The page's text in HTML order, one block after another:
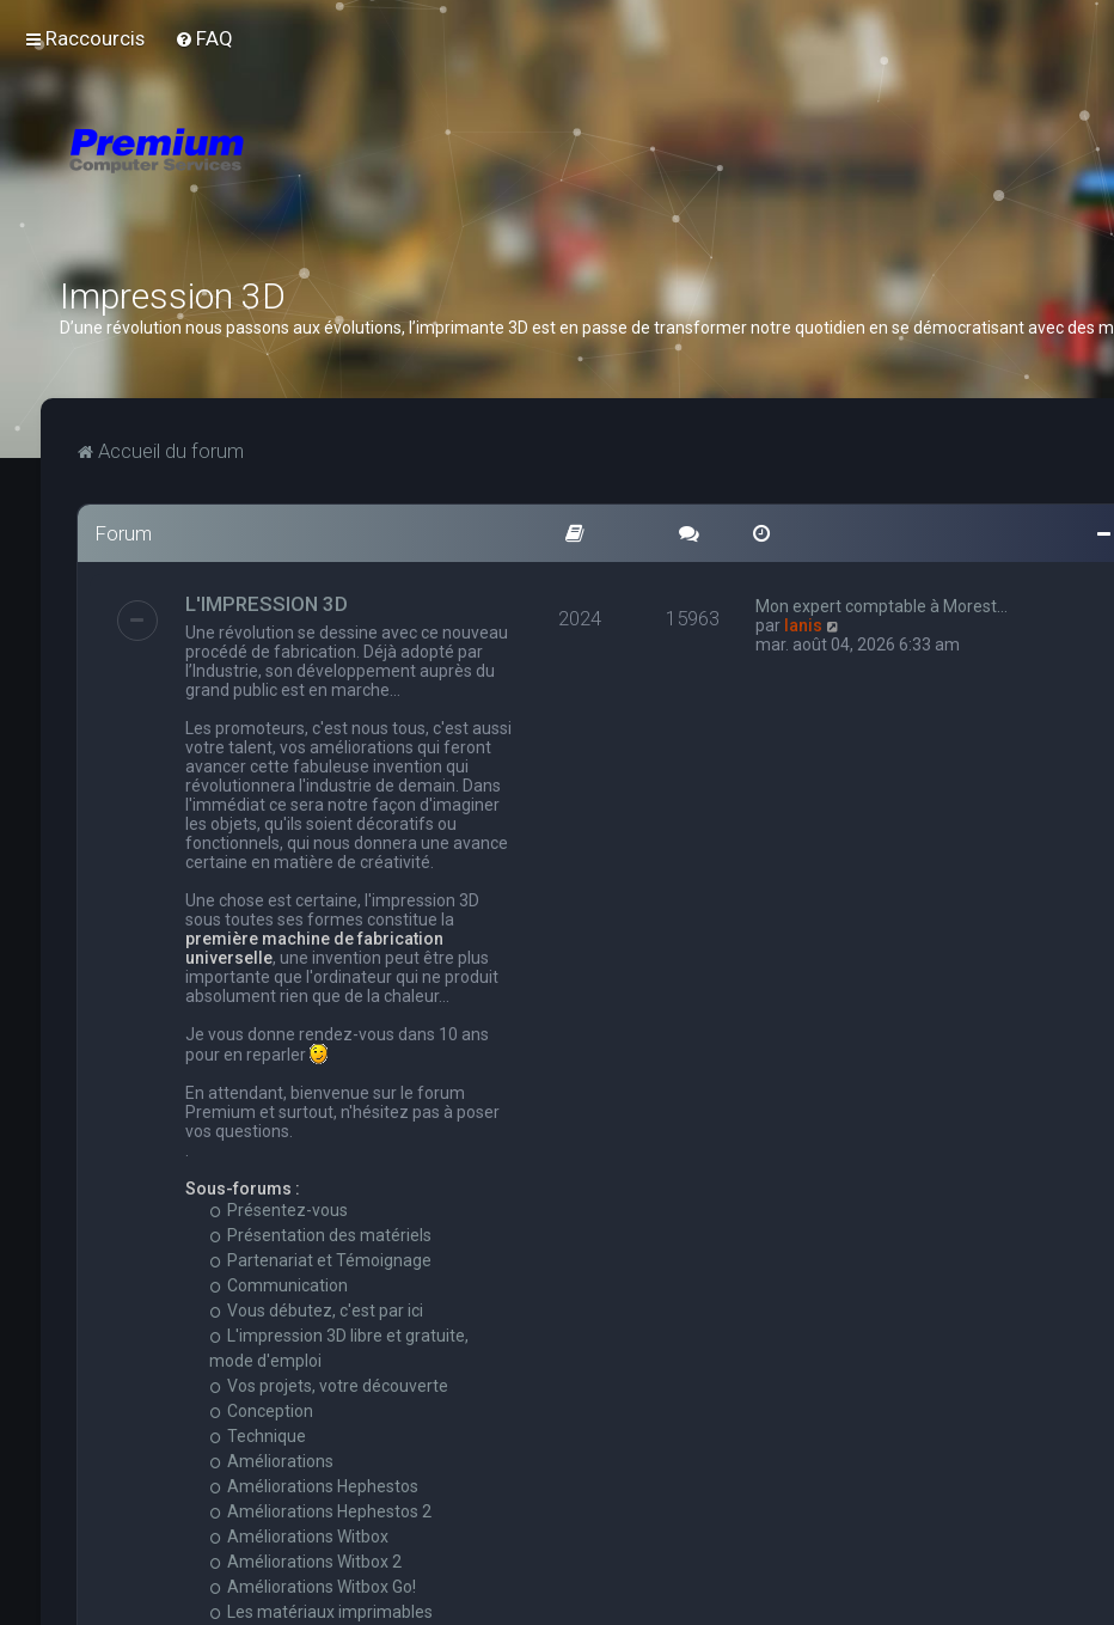
Raccourcis FAQ
Impression 3D
D’une révolution nous passons aux évolutions, l’imprimante 3D est en passe de transformer notre quotidien en se démocratisant avec des
Accueil du forum
Forum
L'IMPRESSION 3D
Une révolution se dessine avec ce nouveau
procédé de fabrication. Déjà adopté par
l’Industrie, son développement auprès du
grand public est en marche…
Les promoteurs, c'est nous tous, c'est aussi
votre talent, vos améliorations qui feront
avancer cette fabuleuse invention qui
révolutionnera l'industrie de demain. Dans
l'immédiat ce sera notre façon d'imaginer
les objets, qu'ils soient décoratifs ou
fonctionnels, qui nous donnera une avance
certaine en matière de créativité.
Une chose est certaine, l'impression 3D
sous toutes ses formes constitue la
première machine de fabrication
universelle, une invention peut être plus
importante que l'ordinateur qui ne produit
absolument rien que de la chaleur...
Je vous donne rendez-vous dans 10 ans
pour en reparler
En attendant, bienvenue sur le forum
Premium et surtout, n'hésitez pas à poser
vos questions.
Sous-forums :
Présentez-vous
Présentation des matériels
Partenariat et Témoignage
Communication
Vous débutez, c'est par ici
L'impression 3D libre et gratuite,
mode d'emploi
Vos projets, votre découverte
Conception
Technique
Améliorations
Améliorations Hephestos
Améliorations Hephestos 2
Améliorations Witbox
Améliorations Witbox 2
Améliorations Witbox Go!
Les matériaux imprimables
2024 15963
Mon expert comptable à Morest…
par Ianis
o
mar. août 04, 2026 6:33 am